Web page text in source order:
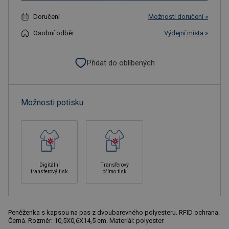
Doručení Možnosti doručení »
Osobní odběr Výdejní místa »
Přidat do oblíbených
Možnosti potisku
Digitální
transferový tisk
Transferový
přímo tisk
Peněženka s kapsou na pas z dvoubarevného polyesteru. RFID ochrana.
Černá. Rozměr: 10,5X0,6X14,5 cm. Materiál: polyester